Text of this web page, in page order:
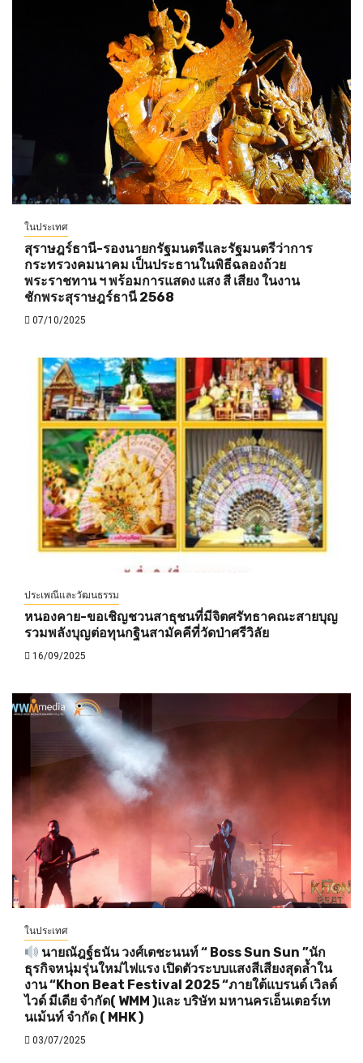
ในประเทศ
สุราษฎร์ธานี-รองนายกรัฐมนตรีและรัฐมนตรีว่าการ
กระทรวงคมนาคม เป็นประธานในพิธีฉลองถ้วย
พระราชทาน ฯ พร้อมการแสดง แสง สี เสียง ในงาน
ชักพระสุราษฎร์ธานี 2568
07/10/2025
ประเพณีและวัฒนธรรม
หนองคาย-ขอเชิญชวนสาธุชนที่มีจิตศรัทธาคณะสายบุญ
รวมพลังบุญต่อทุนกฐินสามัคคีที่วัดป่าศรีวิลัย
16/09/2025
ในประเทศ
นายณัฎฐ์ธนัน วงศ์เตชะนนท์ “ Boss Sun Sun ”นัก
ธุรกิจหนุ่มรุ่นใหม่ไฟแรง เปิดตัวระบบแสงสีเสียงสุดล้ำใน
งาน “Khon Beat Festival 2025 “ภายใต้แบรนด์ เวิลด์
ไวด์ มีเดีย จำกัด( WMM )และ บริษัท มหานครเอ็นเตอร์เท
นเม้นท์ จำกัด ( MHK )
03/07/2025